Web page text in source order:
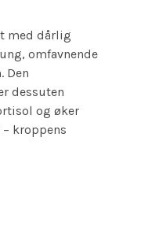
med dårlig
omfavnende
Den
dessuten
og øker
kroppens